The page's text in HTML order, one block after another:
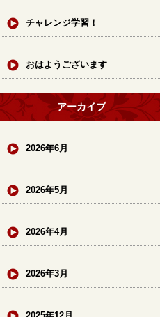
チャレンジ学習！
おはようございます
アーカイブ
2026年6月
2026年5月
2026年4月
2026年3月